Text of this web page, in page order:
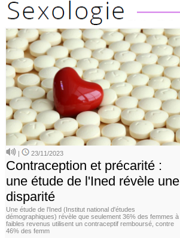
| 23/11/2023
Contraception et précarité :
une étude de l'Ined révèle une
disparité
Une étude de l’Ined (Institut national d'études
démographiques) révèle que seulement 36% des femmes à
faibles revenus utilisent un contraceptif remboursé, contre
46% des femm